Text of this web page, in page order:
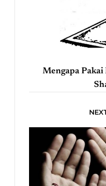
Mengapa Pakai